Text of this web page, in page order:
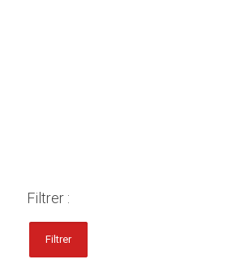
Filtrer :
Filtrer